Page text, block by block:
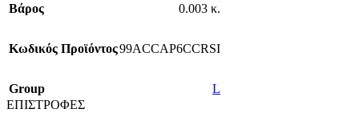
Βάρος
0.003 κ.
Κωδικός Προϊόντος99ACCAP6CCRSI
Group
L
ΕΠΙΣΤΡΟΦΕΣ